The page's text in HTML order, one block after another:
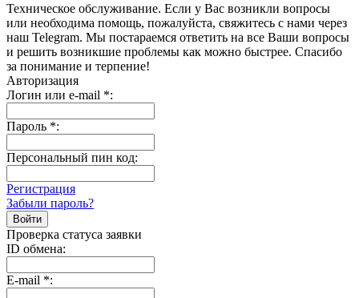
Техническое обслуживание. Если у Вас возникли вопросы
или необходима помощь, пожалуйста, свяжитесь с нами через
наш Telegram. Мы постараемся ответить на все Ваши вопросы
и решить возникшие проблемы как можно быстрее. Спасибо
за понимание и терпение!
Авторизация
Логин или e-mail *:
Пароль *:
Персональный пин код:
Регистрация
Забыли пароль?
Проверка статуса заявки
ID обмена:
E-mail *: